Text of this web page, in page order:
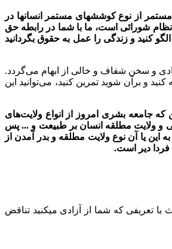
از نوع کوششهای مستمر انسانها در
نظام شورائی است، ما با شما در رابطه حق
کنید و زندگی را عمل به حقوق بگردانید
و سخن شفاف و خالی از ابهام می‌گردد.
و برآن شوید تمرین کنید، می‌توانید این
که جامعه بشری امروز از انواع ولایت‌های
و ولایت مطلقه انسان بر طبیعت و ... پس
یا آن نوع ولایت مطلقه و بدر آمدن از
فردا دیر است.
با تعریفی که شما از آزادی میکنید تناقض